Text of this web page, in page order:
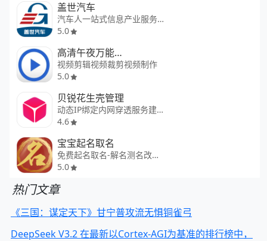
盖世汽车
汽车人一站式信息产业服务助手
5.0
高清午夜万能视频播放器
视频剪辑视频裁剪视频制作
5.0
贝锐花生壳管理
动态IP绑定内网穿透服务建站
4.6
宝宝起名取名
免费起名取名-解名测名改名软件
5.0
热门文章
《三国：谋定天下》甘宁普攻流无惧铜雀弓
DeepSeek V3.2 在最新以Cortex-AGI为基准的排行榜中，